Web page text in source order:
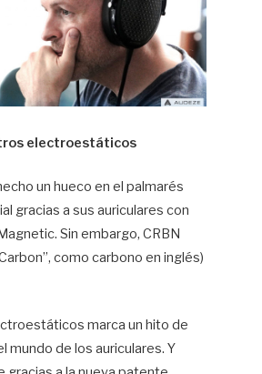
electroestáticos
un hueco en el palmarés
gracias a sus auriculares con
Sin embargo, CRBN
como carbono en inglés)
marca un hito de
mundo de los auriculares. Y